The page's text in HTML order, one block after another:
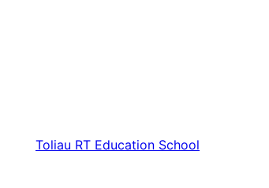
Toliau RT Education School